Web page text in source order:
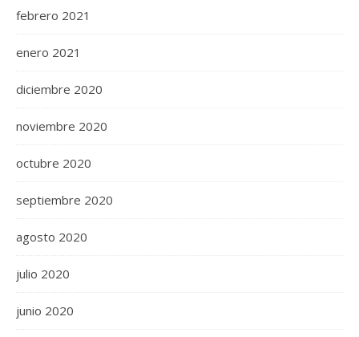
febrero 2021
enero 2021
diciembre 2020
noviembre 2020
octubre 2020
septiembre 2020
agosto 2020
julio 2020
junio 2020